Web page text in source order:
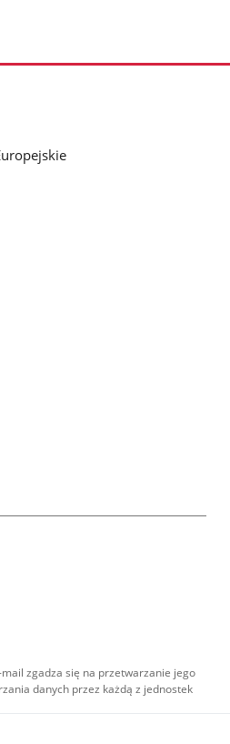
zgadza się na przetwarzanie jego
danych przez każdą z jednostek